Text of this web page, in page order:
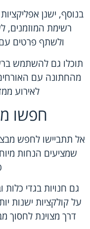
בנוסף, ישנן
רשימת המוזמנים,
ולשתף פרטים
תוכלו גם להשתמש
מהחתונה עם
לאירוע
חפשו
אל תתביישו לחפש
שמציעים הנחות
גם חנויות בגדי
על קולקציות ישנות
דרך מצוינת לחסוך